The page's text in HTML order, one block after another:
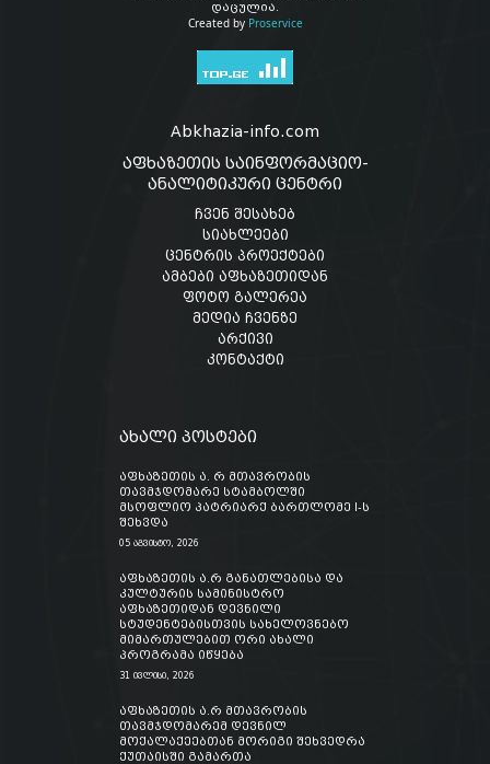
დაცულია.
Created by Proservice
Abkhazia-info.com
აფხაზეთის საინფორმაციო-
ანალიტიკური ცენტრი
ჩვენ შესახებ
სიახლეები
ცენტრის პროექტები
ამბები აფხაზეთიდან
ფოტო გალერეა
მედია ჩვენზე
არქივი
კონტაქტი
ახალი პოსტები
აფხაზეთის ა. რ მთავრობის
თავმჯდომარე სტამბოლში
მსოფლიო პატრიარქ ბართლომე I-ს
შეხვდა
05 აგვისტო, 2026
აფხაზეთის ა.რ განათლებისა და
კულტურის სამინისტრო
აფხაზეთიდან დევნილი
სტუდენტებისთვის სახელოვნებო
მიმართულებით ორი ახალი
პროგრამა იწყება
31 ივლისი, 2026
აფხაზეთის ა.რ მთავრობის
თავმჯდომარემ დევნილ
მოქალაქეებთან მორიგი შეხვედრა
ქუთაისში გამართა